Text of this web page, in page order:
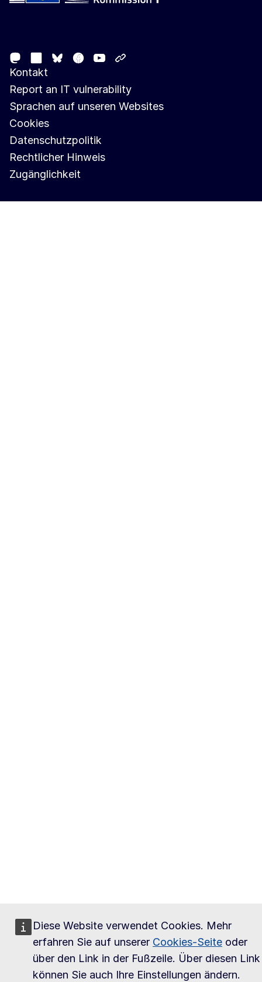
Diese Website verwendet Cookies. Mehr
erfahren Sie auf unserer Cookies-Seite oder
über den Link in der Fußzeile. Über diesen Link
können Sie auch Ihre Einstellungen ändern.
MastodonLinkedIn
Bluesky
Facebook
Youtube
Kontakt
Report an IT vulnerability
Sprachen auf unseren Websites
Cookies
Datenschutzpolitik
Rechtlicher Hinweis
Zugänglichkeit